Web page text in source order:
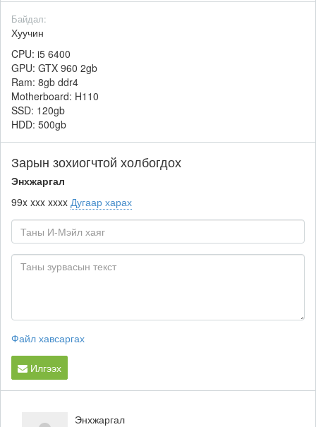
Байдал:
Хуучин
CPU: i5 6400
GPU: GTX 960 2gb
Ram: 8gb ddr4
Motherboard: H110
SSD: 120gb
HDD: 500gb
Зарын зохиогчтой холбогдох
Энхжаргал
99x xxx xxxx Дугаар харах
Файл хавсаргах
Илгээх
Энхжаргал